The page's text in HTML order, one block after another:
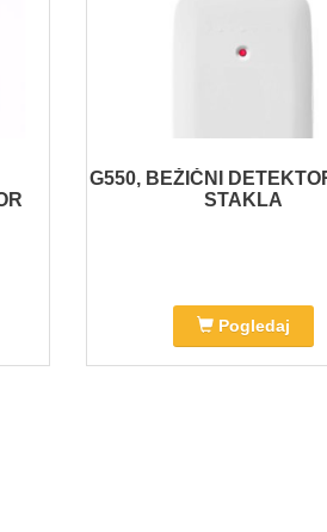
G550, BEŽIČNI
STAKLA
Pogledaj